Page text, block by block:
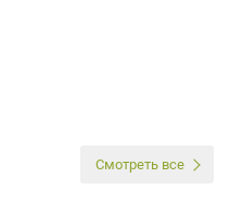
Смотреть все